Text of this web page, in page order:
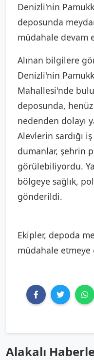
Denizli'nin
deposunda
müdahale devam
Alınan bilgilere
Denizli'nin
Mahallesi'nde
deposunda,
nedenden dolayı
Alevlerin sardığı
dumanlar, şehrin
görülebiliyordu.
bölgeye sağlık,
gönderildi.
Ekipler, depoda
müdahale etmeye
Alakalı